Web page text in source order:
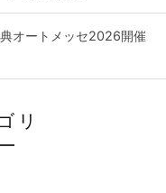
オートメッセ2026開催
リ